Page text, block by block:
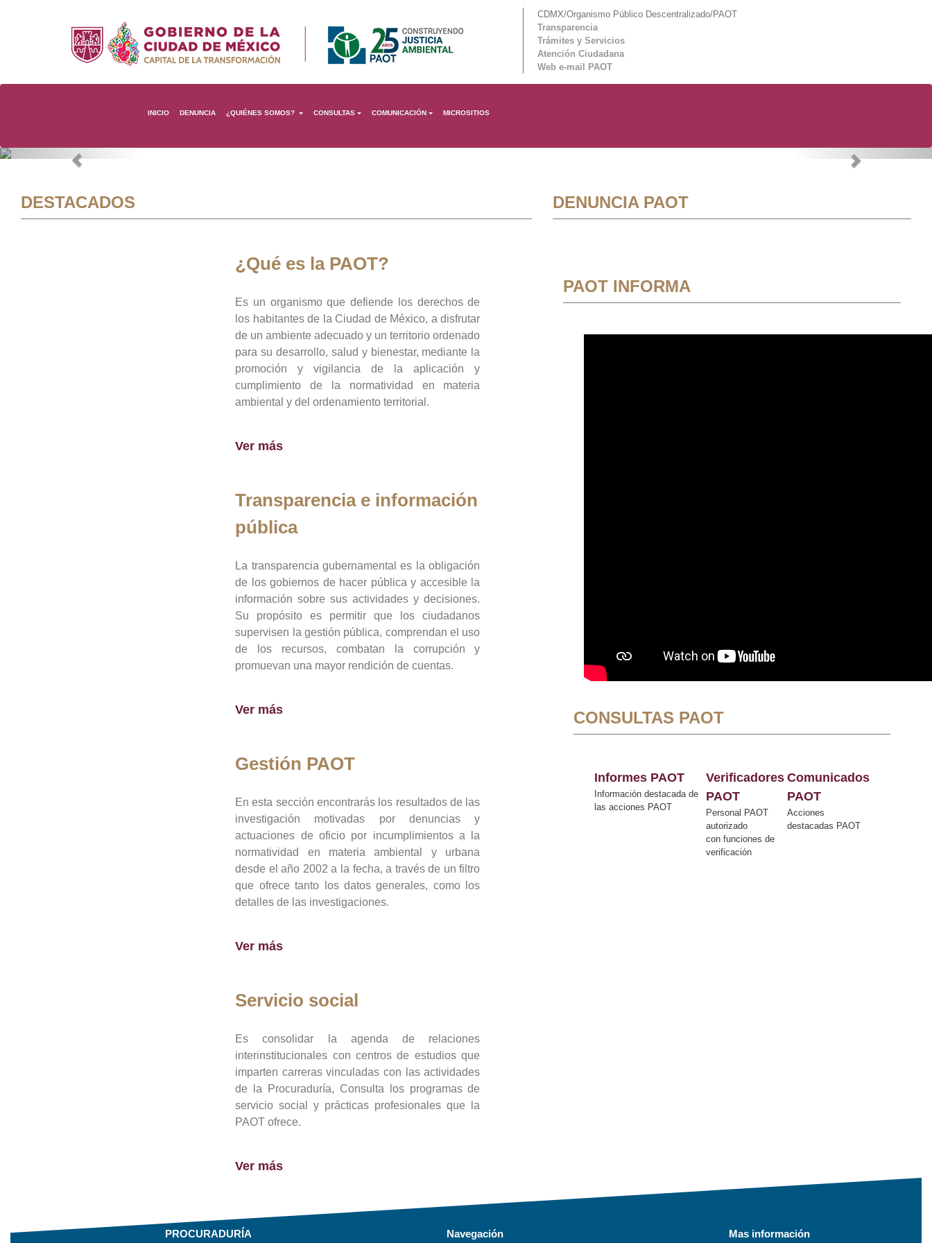
CDMX/Organismo Público Descentralizado/PAOT
Transparencia
Trámites y Servicios
Atención Ciudadana
Web e-mail PAOT
INICIO DENUNCIA ¿QUIÉNES SOMOS? CONSULTAS COMUNICACIÓN MICROSITIOS
Previous Next
DESTACADOS
¿Qué es la PAOT?
Es un organismo que defiende los derechos de
los habitantes de la Ciudad de México, a disfrutar
de un ambiente adecuado y un territorio ordenado
para su desarrollo, salud y bienestar, mediante la
promoción y vigilancia de la aplicación y
cumplimiento de la normatividad en materia
ambiental y del ordenamiento territorial.
Ver más
Transparencia e información
pública
La transparencia gubernamental es la obligación
de los gobiernos de hacer pública y accesible la
información sobre sus actividades y decisiones.
Su propósito es permitir que los ciudadanos
supervisen la gestión pública, comprendan el uso
de los recursos, combatan la corrupción y
promuevan una mayor rendición de cuentas.
Ver más
Gestión PAOT
En esta sección encontrarás los resultados de las
investigación motivadas por denuncias y
actuaciones de oficio por incumplimientos a la
normatividad en materia ambiental y urbana
desde el año 2002 a la fecha, a través de un filtro
que ofrece tanto los datos generales, como los
detalles de las investigaciones.
Ver más
Servicio social
Es consolidar la agenda de relaciones
interinstitucionales con centros de estudios que
imparten carreras vinculadas con las actividades
de la Procuraduría, Consulta los programas de
servicio social y prácticas profesionales que la
PAOT ofrece.
Ver más
DENUNCIA PAOT
PAOT INFORMA
CONSULTAS PAOT
Informes PAOT
Información destacada de
las acciones PAOT
Verificadores
PAOT
Personal PAOT
autorizado
con funciones de
verificación
Comunicados
PAOT
Acciones
destacadas PAOT
PROCURADURÍA Navegación Mas información